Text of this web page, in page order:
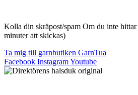
Kolla din skräpost/spam Om du inte
minuter att skickas)
Ta mig till garnbutiken GarnTua
Facebook InstagramYoutube